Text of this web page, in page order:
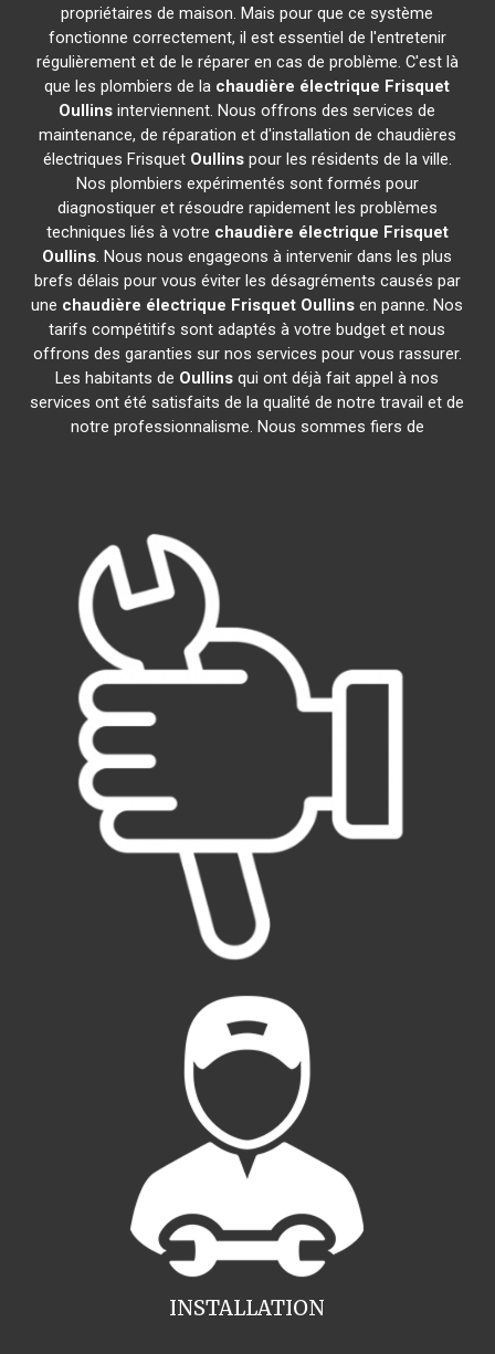
propriétaires de maison. Mais pour que ce système
fonctionne correctement, il est essentiel de l'entretenir
régulièrement et de le réparer en cas de problème. C'est là
que les plombiers de la chaudière électrique Frisquet
Oullins interviennent. Nous offrons des services de
maintenance, de réparation et d'installation de chaudières
électriques Frisquet Oullinspour les résidents de la ville.
Nos plombiers expérimentés sont formés pour
diagnostiquer et résoudre rapidement les problèmes
techniques liés à votre chaudière électrique Frisquet
Oullins. Nous nous engageons à intervenir dans les plus
brefs délais pour vous éviter les désagréments causés par
une chaudière électrique Frisquet Oullins en panne. Nos
tarifs compétitifs sont adaptés à votre budget et nous
offrons des garanties sur nos services pour vous rassurer.
Les habitants de Oullins qui ont déjà fait appel à nos
services ont été satisfaits de la qualité de notre travail et de
notre professionnalisme. Nous sommes fiers de
INSTALLATION